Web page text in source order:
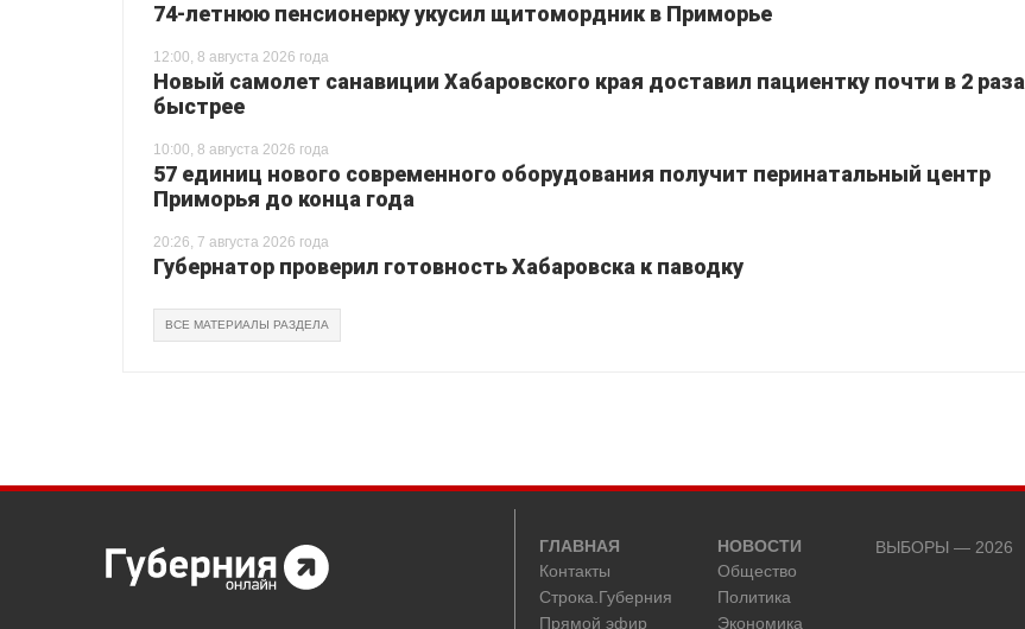
74-летнюю пенсионерку укусил щитомордник в Приморье
12:00, 8 августа 2026 года
Новый самолет санавиции Хабаровского края доставил пациентку почти в 2 раза
быстрее
10:00, 8 августа 2026 года
57 единиц нового современного оборудования получит перинатальный центр
Приморья до конца года
20:26, 7 августа 2026 года
Губернатор проверил готовность Хабаровска к паводку
ВСЕ МАТЕРИАЛЫ РАЗДЕЛА
ГЛАВНАЯ
Контакты
Строка.Губерния
Прямой эфир
НОВОСТИ
Общество
Политика
Экономика
ВЫБОРЫ — 2026